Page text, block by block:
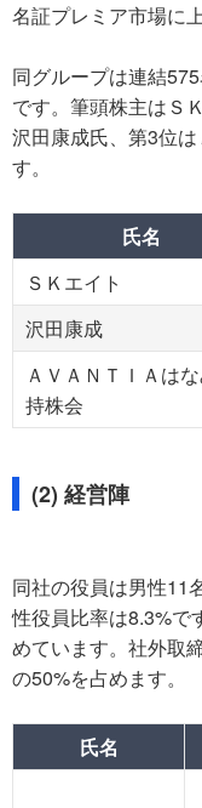
名証プレミア市場に
同グループは連結
です。筆頭株主はＳ
沢田康成氏、第3位
す。
氏名
ＳＫエイト
沢田康成
ＡＶＡＮＴＩＡは
持株会
(2) 経営陣
同社の役員は男性11
性役員比率は8.3%で
めています。社外取
の50%を占めます。
氏名